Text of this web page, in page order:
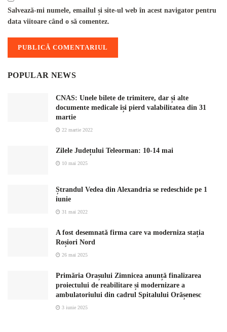
Salvează-mi numele, emailul și site-ul web în acest navigator pentru
data viitoare când o să comentez.
POPULAR NEWS
CNAS: Unele bilete de trimitere, dar și alte
documente medicale își pierd valabilitatea din 31
martie
22 martie 2022
Zilele Județului Teleorman: 10-14 mai
10 mai 2025
Ștrandul Vedea din Alexandria se redeschide pe 1
iunie
31 mai 2022
A fost desemnată firma care va moderniza stația
Roșiori Nord
26 mai 2025
Primăria Orașului Zimnicea anunță finalizarea
proiectului de reabilitare și modernizare a
ambulatoriului din cadrul Spitalului Orășenesc
3 iunie 2025